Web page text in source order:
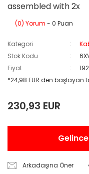
assembled with 2x
(0) Yorum - 0 Puan
Kategori
Stok Kodu
Fiyat
*24,98 EUR den başlayan
230,93 EUR
Arkadaşına Öner